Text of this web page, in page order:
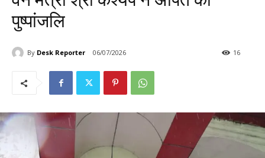
पुष्पांजलि
By Desk Reporter 06/07/2026 16